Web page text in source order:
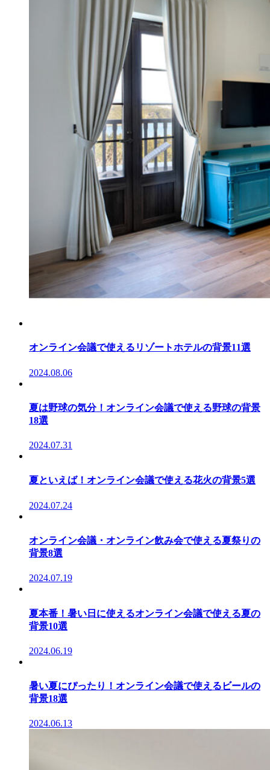
オンライン会議で使えるリゾートホテルの背景11選
2024.08.06
夏は野球の気分！オンライン会議で使える野球の背景
18選
2024.07.31
夏といえば！オンライン会議で使える花火の背景5選
2024.07.24
オンライン会議・オンライン飲み会で使える夏祭りの
背景8選
2024.07.19
夏本番！暑い日に使えるオンライン会議で使える夏の
背景10選
2024.06.19
暑い夏にぴったり！オンライン会議で使えるビールの
背景18選
2024.06.13